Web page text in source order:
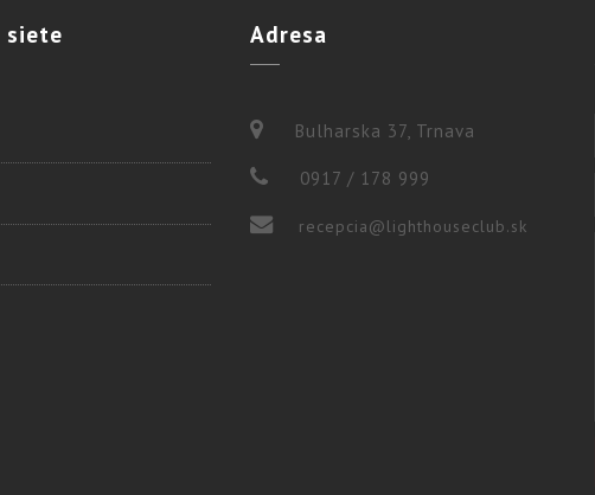
siete Adresa
Bulharska 37, Trnava
0917 / 178 999
recepcia@lighthouseclub.sk